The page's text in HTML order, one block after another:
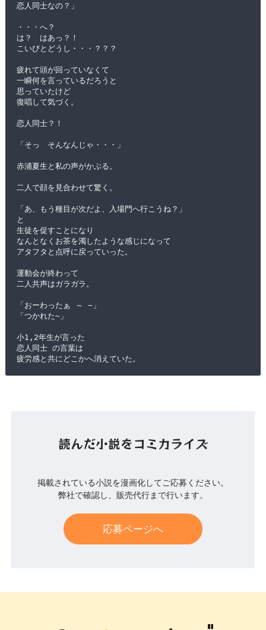
恋人同士なの？」
・・・へ？
は？　はあっ？！
こいびとどうし・・・？？？
疲れて頭が回っていなくて
一瞬何を言っているだろうと
思っていたけど
復唱して気づく。
恋人同士？！
「そっ　そんなんじゃ・・・」
赤浦夏生と私の声がかぶる。
二人で顔を見合わせて驚く。
「あ、もう種目が次だよ、入場門へ行こうね？」
と
生徒を促すことになり
なんとなくお茶を濁したような感じになって
アタフタと点呼に戻っていった。
運動会が終わって
二人共声はガラガラ。
「おーわったぁ ～ ~」
「つかれた~」
小1,2年生が言った
恋人同士 の言葉は
疲労感と共にどこかへ消えていた。
読んだ小説をコミカライズ
掲載されている小説を漫画化してご応募ください。
弊社で確認し、販売代行まで行います。
応募ページへ